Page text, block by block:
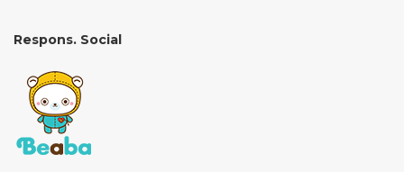
Respons. Social